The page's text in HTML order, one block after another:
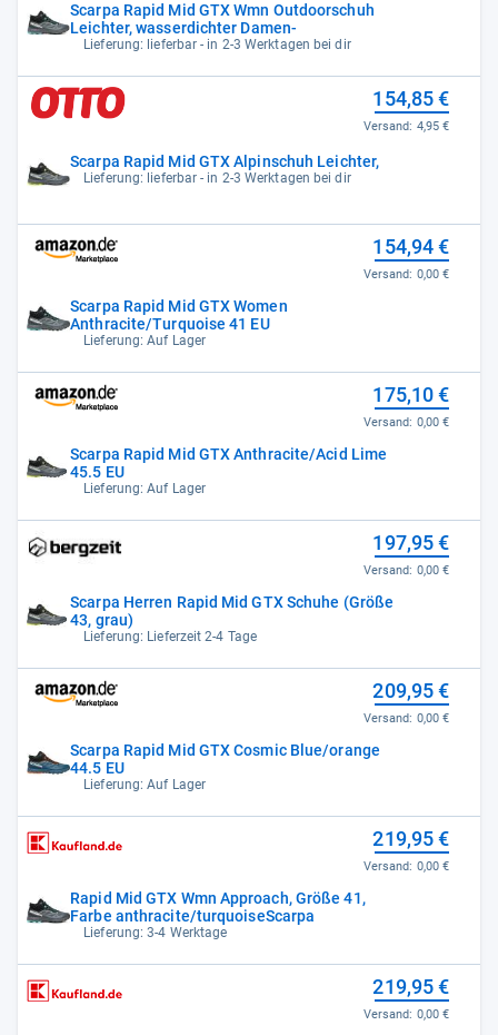
Scarpa Rapid Mid GTX Wmn Outdoorschuh
Leichter, wasserdichter Damen-
Lieferung: lieferbar - in 2-3 Werktagen bei dir
Scarpa Rapid Mid GTX Alpinschuh Leichter,
Lieferung: lieferbar - in 2-3 Werktagen bei dir
154,85 €
Versand: 4,95 €
Scarpa Rapid Mid GTX Women
Anthracite/Turquoise 41 EU
Lieferung: Auf Lager
154,94 €
Versand: 0,00 €
Scarpa Rapid Mid GTX Anthracite/Acid Lime
45.5 EU
Lieferung: Auf Lager
175,10 €
Versand: 0,00 €
Scarpa Herren Rapid Mid GTX Schuhe (Größe
43, grau)
Lieferung: Lieferzeit 2-4 Tage
197,95 €
Versand: 0,00 €
Scarpa Rapid Mid GTX Cosmic Blue/orange
44.5 EU
Lieferung: Auf Lager
209,95 €
Versand: 0,00 €
Rapid Mid GTX Wmn Approach, Größe 41,
Farbe anthracite/turquoiseScarpa
Lieferung: 3-4 Werktage
219,95 €
Versand: 0,00 €
219,95 €
Versand: 0,00 €